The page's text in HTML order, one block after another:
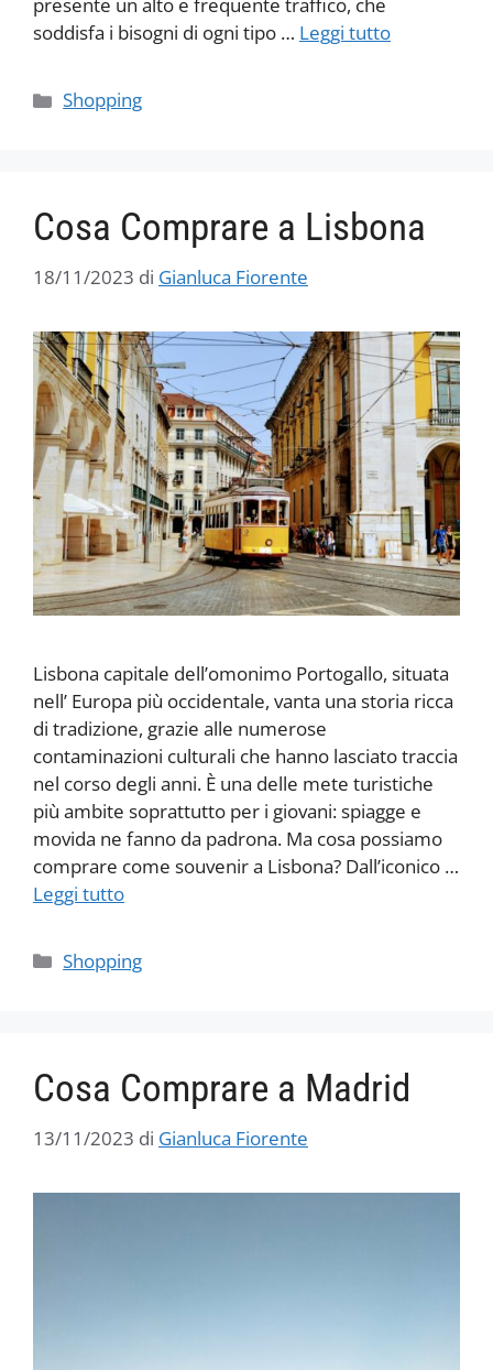
presente un alto e frequente traffico, che
soddisfa i bisogni di ogni tipo … Leggi tutto
Categorie
Shopping
Cosa Comprare a Lisbona
18/11/2023 di Gianluca Fiorente
Lisbona capitale dell’omonimo Portogallo, situata
nell’ Europa più occidentale, vanta una storia ricca
di tradizione, grazie alle numerose
contaminazioni culturali che hanno lasciato traccia
nel corso degli anni. È una delle mete turistiche
più ambite soprattutto per i giovani: spiagge e
movida ne fanno da padrona. Ma cosa possiamo
comprare come souvenir a Lisbona? Dall’iconico …
Leggi tutto
Categorie
Shopping
Cosa Comprare a Madrid
13/11/2023 di Gianluca Fiorente